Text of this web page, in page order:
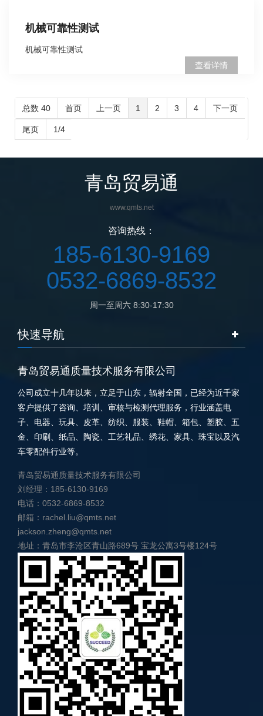
机械可靠性测试
机械可靠性测试
查看详情
总数 40 首页 上一页 1 2 3 4 下一页
尾页 1/4
青岛贸易通
www.qmts.net
咨询热线：
185-6130-9169
0532-6869-8532
周一至周六 8:30-17:30
快速导航
青岛贸易通质量技术服务有限公司
公司成立十几年以来，立足于山东，辐射全国，已经为近千家
客户提供了咨询、培训、审核与检测代理服务，行业涵盖电
子、电器、玩具、皮革、纺织、服装、鞋帽、箱包、塑胶、五
金、印刷、纸品、陶瓷、工艺礼品、绣花、家具、珠宝以及汽
车零配件行业等。
青岛贸易通质量技术服务有限公司
刘经理：185-6130-9169
电话：0532-6869-8532
邮箱：rachel.liu@qmts.net
jackson.zheng@qmts.net
地址：青岛市李沧区青山路689号 宝龙公寓3号楼124号